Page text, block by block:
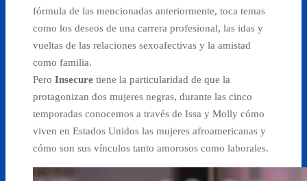
fórmula de las mencionadas anteriormente, toca temas
como los deseos de una carrera profesional, las idas y
vueltas de las relaciones sexoafectivas y la amistad
como familia.
Pero Insecure tiene la particularidad de que la
protagonizan dos mujeres negras, durante las cinco
temporadas conocemos a través de Issa y Molly cómo
viven en Estados Unidos las mujeres afroamericanas y
cómo son sus vínculos tanto amorosos como laborales.